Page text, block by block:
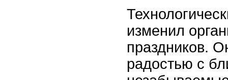
изменил
праздников.
радостью с